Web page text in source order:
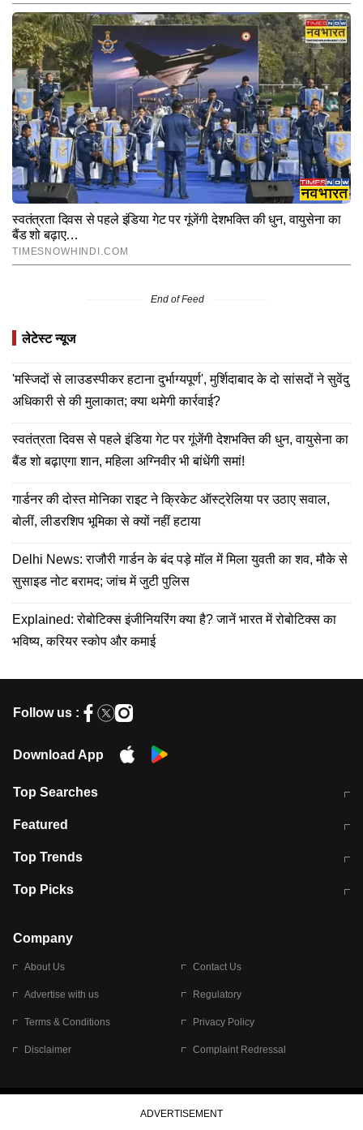
End of Feed
लेटेस्ट न्यूज
'मस्जिदों से लाउडस्पीकर हटाना दुर्भाग्यपूर्ण', मुर्शिदाबाद के दो सांसदों ने सुवेंदु
अधिकारी से की मुलाकात; क्या थमेगी कार्रवाई?
स्वतंत्रता दिवस से पहले इंडिया गेट पर गूंजेंगी देशभक्ति की धुन, वायुसेना का
बैंड शो बढ़ाएगा शान, महिला अग्निवीर भी बांधेंगी समां!
गार्डनर की दोस्त मोनिका राइट ने क्रिकेट ऑस्ट्रेलिया पर उठाए सवाल,
बोलीं, लीडरशिप भूमिका से क्यों नहीं हटाया
Delhi News: राजौरी गार्डन के बंद पड़े मॉल में मिला युवती का शव, मौके से
सुसाइड नोट बरामद; जांच में जुटी पुलिस
Explained: रोबोटिक्स इंजीनियरिंग क्या है? जानें भारत में रोबोटिक्स का
भविष्य, करियर स्कोप और कमाई
Follow us :
Download App
Top Searches
मुंबई में लगे 'जेन जी' के पोस्टर, लिखा- 'मैं
Featured
10 अगस्त को विधानसभा का घेराव करेंगे
Top Trends
RBI का नया नियम: अब बैंकों को अपनी सभी
Top Picks
बारिश की चेतावनी
Company
About Us Contact Us
Advertise with us Regulatory
Terms & Conditions Privacy Policy
Disclaimer Complaint Redressal